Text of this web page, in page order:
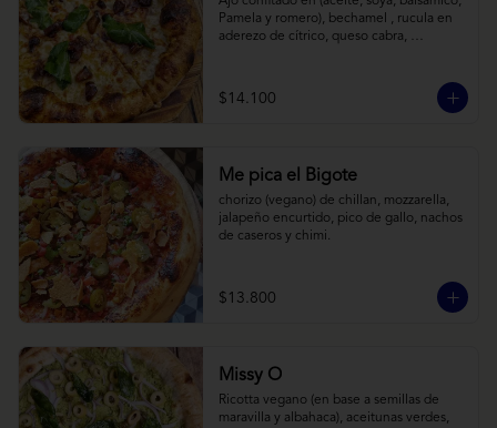
Pamela y romero), bechamel , rucula en
aderezo de cítrico, queso cabra,
$14.100
Me pica el Bigote
chorizo (vegano) de chillan, mozzarella,
jalapeño encurtido, pico de gallo, nachos
de caseros y chimi.
$13.800
Missy O
Ricotta vegano (en base a semillas de
maravilla y albahaca), aceitunas verdes,